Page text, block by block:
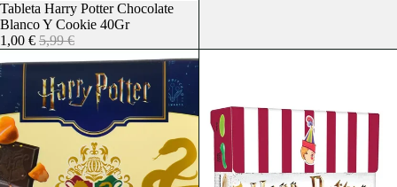
Agotado
Tableta Harry Potter Chocolate
Blanco Y Cookie 40Gr
1,00 € 5,99 €